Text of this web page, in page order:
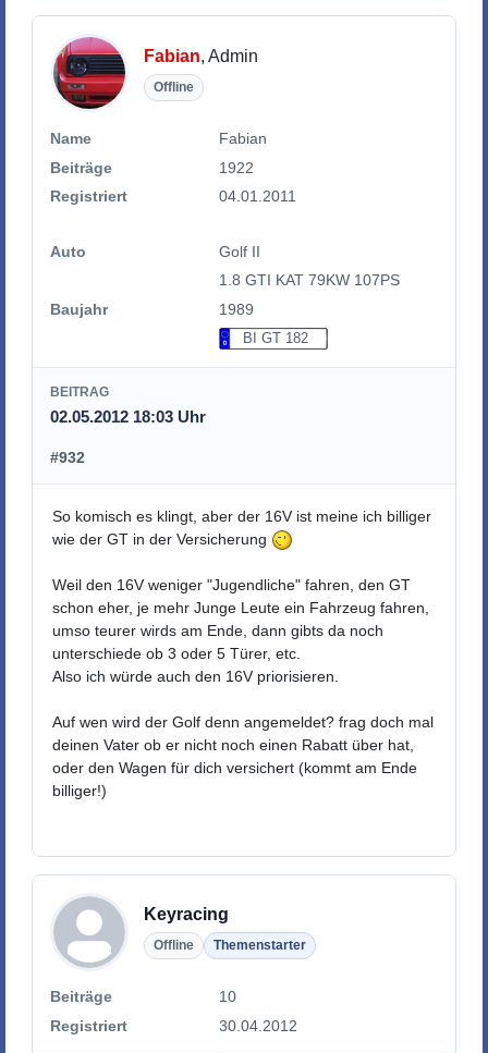
Fabian, Admin
Offline
Name
Fabian
Beiträge
1922
Registriert
04.01.2011
Auto
Golf II
1.8 GTI KAT 79KW 107PS
Baujahr
1989
BI GT 182
BEITRAG
02.05.2012 18:03 Uhr
#932
So komisch es klingt, aber der 16V ist meine ich billiger
wie der GT in der Versicherung
Weil den 16V weniger "Jugendliche" fahren, den GT
schon eher, je mehr Junge Leute ein Fahrzeug fahren,
umso teurer wirds am Ende, dann gibts da noch
unterschiede ob 3 oder 5 Türer, etc.
Also ich würde auch den 16V priorisieren.
Auf wen wird der Golf denn angemeldet? frag doch mal
deinen Vater ob er nicht noch einen Rabatt über hat,
oder den Wagen für dich versichert (kommt am Ende
billiger!)
Keyracing
Offline Themenstarter
Beiträge
10
Registriert
30.04.2012